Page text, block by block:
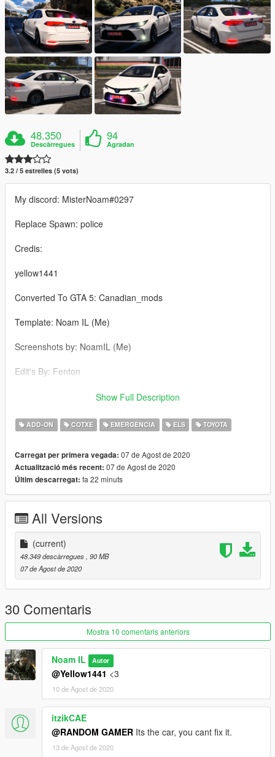
48.350
Descàrregues
94
Agradan
3.2 / 5 estrelles (5 vots)
My discord: MisterNoam#0297
Replace Spawn: police
Credis:
yellow1441
Converted To GTA 5: Canadian_mods
Template: Noam IL (Me)
Screenshots by: NoamIL (Me)
Edit's By: Fenton
If you encounter a problem, I would be happy for you to write it
down for me and I will try to address it as soon as possible
Show Full Description
ADD-ON COTXE EMERGÈNCIA ELS TOYOTA
Carregat per primera vegada: 07 de Agost de 2020
Actualització més recent: 07 de Agost de 2020
Últim descarregat: fa 22 minuts
All Versions
(current)
48.349 descàrregues, 90 MB
07 de Agost de 2020
30 Comentaris
Mostra 10 comentaris anteriors
Noam IL Autor
@Yellow1441 <3
10 de Agost de 2020
itzikCAE
@RANDOM GAMER Its the car, you cant fix it.
13 de Agost de 2020